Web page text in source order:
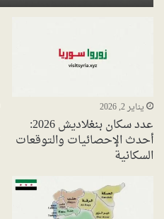
يناير 2, 2026
عدد سكان بنغلاديش 2026:
أحدث الإحصائيات والتوقعات
السكانية